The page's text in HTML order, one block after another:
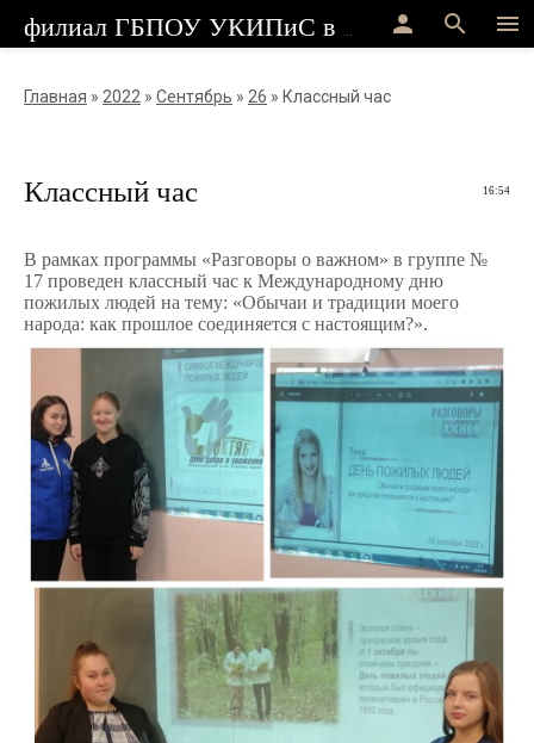
menu
search
person
Главная » 2022 » Сентябрь » 26 » Классный час
16:54
Классный час
В рамках программы «Разговоры о важном» в группе №
17 проведен классный час к Международному дню
пожилых людей на тему: «Обычаи и традиции моего
народа: как прошлое соединяется с настоящим?».